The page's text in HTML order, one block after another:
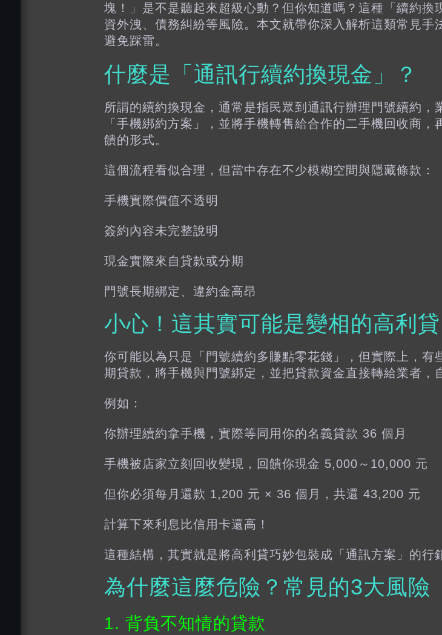
塊！」是不是聽起來超級心動？但你知道嗎？這種「續約
資外洩、債務糾紛等風險。本文就帶你深入解析這類常見
避免踩雷。
什麼是「通訊行續約換現金」？
所謂的續約換現金，通常是指民眾到通訊行辦理門號續約
「手機綁約方案」，並將手機轉售給合作的二手機回收商
饋的形式。
這個流程看似合理，但當中存在不少模糊空間與隱藏條款：
手機實際價值不透明
簽約內容未完整說明
現金實際來自貸款或分期
門號長期綁定、違約金高昂
小心！這其實可能是變相的高利貸
你可能以為只是「門號續約多賺點零花錢」，但實際上，
期貸款，將手機與門號綁定，並把貸款資金直接轉給業者，
例如：
你辦理續約拿手機，實際等同用你的名義貸款 36 個月
手機被店家立刻回收變現，回饋你現金 5,000～10,000 元
但你必須每月還款 1,200 元 × 36 個月，共還 43,200 元
計算下來利息比信用卡還高！
這種結構，其實就是將高利貸巧妙包裝成「通訊方案」的行
為什麼這麼危險？常見的3大風險
1. 背負不知情的貸款